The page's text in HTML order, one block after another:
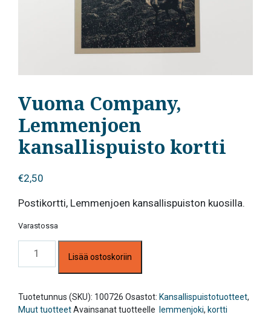
Vuoma Company,
Lemmenjoen
kansallispuisto kortti
€2,50
Postikortti, Lemmenjoen kansallispuiston kuosilla.
Varastossa
Company,
Lemmenjoen
kortti
määrä
Lisää ostoskoriin
Tuotetunnus (SKU): 100726 Osastot: Kansallispuistotuotteet,
Muut tuotteetAvainsanat tuotteelle lemmenjoki, kortti